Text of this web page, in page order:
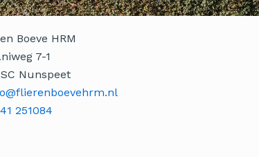
Boeve HRM
7-1
Nunspeet
251084